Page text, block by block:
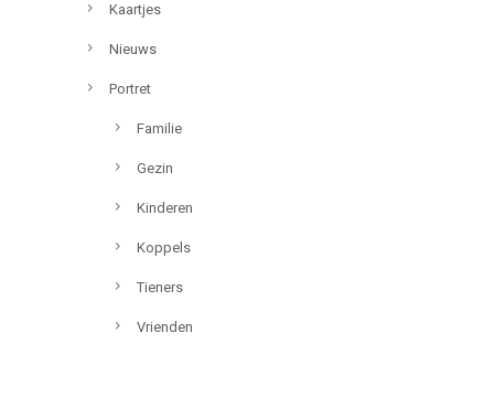
Kaartjes
Nieuws
Portret
Familie
Gezin
Kinderen
Koppels
Tieners
Vrienden